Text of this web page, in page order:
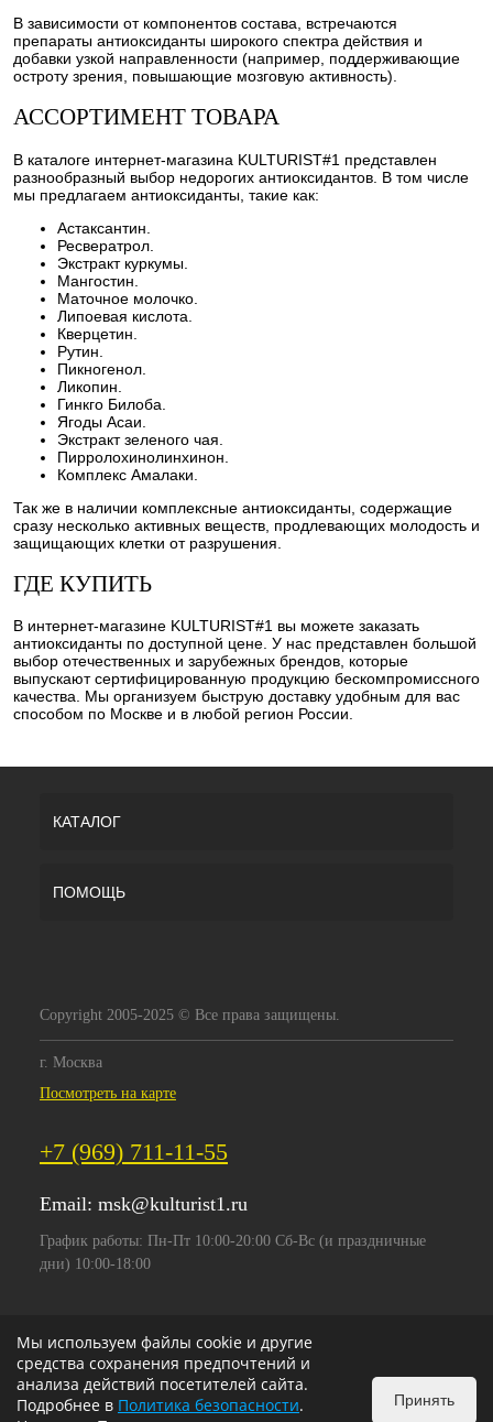
В зависимости от компонентов состава, встречаются
препараты антиоксиданты широкого спектра действия и
добавки узкой направленности (например, поддерживающие
остроту зрения, повышающие мозговую активность).
АССОРТИМЕНТ ТОВАРА
В каталоге интернет-магазина KULTURIST#1 представлен
разнообразный выбор недорогих антиоксидантов. В том числе
мы предлагаем антиоксиданты, такие как:
Астаксантин.
Ресвератрол.
Экстракт куркумы.
Мангостин.
Маточное молочко.
Липоевая кислота.
Кверцетин.
Рутин.
Пикногенол.
Ликопин.
Гинкго Билоба.
Ягоды Асаи.
Экстракт зеленого чая.
Пирролохинолинхинон.
Комплекс Амалаки.
Так же в наличии комплексные антиоксиданты, содержащие
сразу несколько активных веществ, продлевающих молодость и
защищающих клетки от разрушения.
ГДЕ КУПИТЬ
В интернет-магазине KULTURIST#1 вы можете заказать
антиоксиданты по доступной цене. У нас представлен большой
выбор отечественных и зарубежных брендов, которые
выпускают сертифицированную продукцию бескомпромиссного
качества. Мы организуем быструю доставку удобным для вас
способом по Москве и в любой регион России.
КАТАЛОГ
ПОМОЩЬ
Copyright 2005-2025 © Все права защищены.
г. Москва
Посмотреть на карте
+7 (969) 711-11-55
Email: msk@kulturist1.ru
График работы: Пн-Пт 10:00-20:00 Сб-Вс (и праздничные
дни) 10:00-18:00
Мы используем файлы cookie и другие
средства сохранения предпочтений и
анализа действий посетителей сайта.
Подробнее в Политика безопасности.
Принять